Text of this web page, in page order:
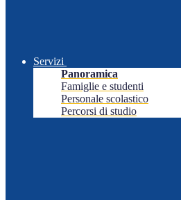
Servizi
Panoramica
Famiglie e studenti
Personale scolastico
Percorsi di studio